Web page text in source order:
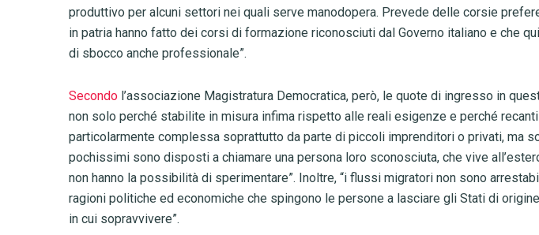
produttivo per alcuni settori nei quali serve manodopera. Prevede delle corsie
in patria hanno fatto dei corsi di formazione riconosciuti dal Governo italiano e che
di sbocco anche professionale”.
Secondo l’associazione Magistratura Democratica, però, le quote di ingresso in
non solo perché stabilite in misura infima rispetto alle reali esigenze e perché
particolarmente complessa soprattutto da parte di piccoli imprenditori o privati, ma
pochissimi sono disposti a chiamare una persona loro sconosciuta, che vive
non hanno la possibilità di sperimentare”. Inoltre, “i flussi migratori non sono
ragioni politiche ed economiche che spingono le persone a lasciare gli Stati di
in cui sopravvivere”.